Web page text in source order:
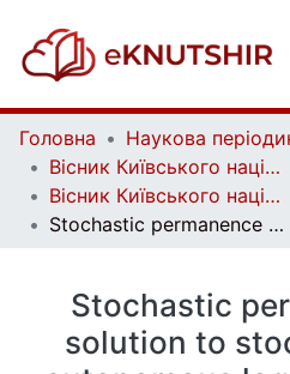
Головна
Вісник Київського національного університету імені Тараса Шевченка. Фізико-математичні науки | Bulletin of Taras Shevchenko National University of Kyiv. Series: Physics and Mathematics
Вісник Київського національного університету імені Тараса Шевченка. Фізико-математичні науки. № 1
Stochastic permanence of solution to stochastic non-autonomous logistic equation with jumps
Stochastic
solution to